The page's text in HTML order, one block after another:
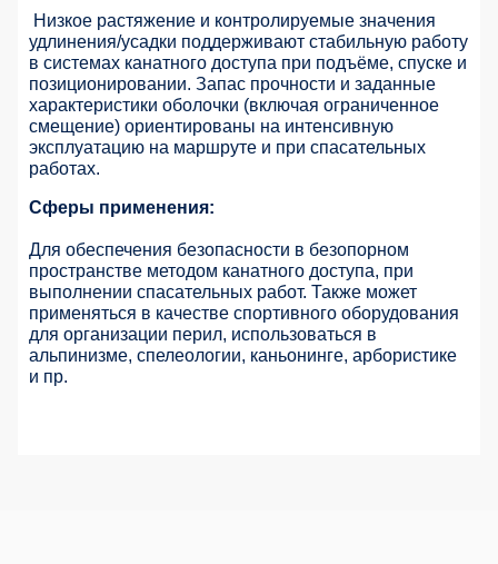
Низкое растяжение и контролируемые значения
удлинения/усадки поддерживают стабильную работу
в системах канатного доступа при подъёме, спуске и
позиционировании. Запас прочности и заданные
характеристики оболочки (включая ограниченное
смещение) ориентированы на интенсивную
эксплуатацию на маршруте и при спасательных
работах.
Сферы применения:
Для обеспечения безопасности в безопорном
пространстве методом канатного доступа, при
выполнении спасательных работ. Также может
применяться в качестве спортивного оборудования
для организации перил, использоваться в
альпинизме, спелеологии, каньонинге, арбористике
и пр.